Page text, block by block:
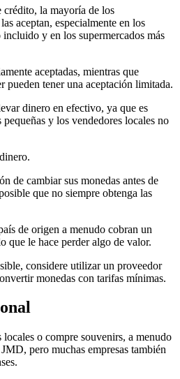
crédito, la mayoría de los
aceptan, especialmente en los
y en los supermercados más
aceptadas, mientras que
pueden tener una aceptación limitada.
dinero en efectivo, ya que es
pequeñas y los vendedores locales no
de cambiar sus monedas antes de
que no siempre obtenga las
de origen a menudo cobran un
que le hace perder algo de valor.
considere utilizar un proveedor
monedas con tarifas mínimas.
o compre souvenirs, a menudo
pero muchas empresas también